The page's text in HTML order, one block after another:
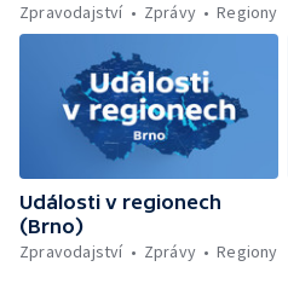
Zpravodajství
Zprávy Regiony
Události v regionech
(Brno)
Zpravodajství
Zprávy Regiony